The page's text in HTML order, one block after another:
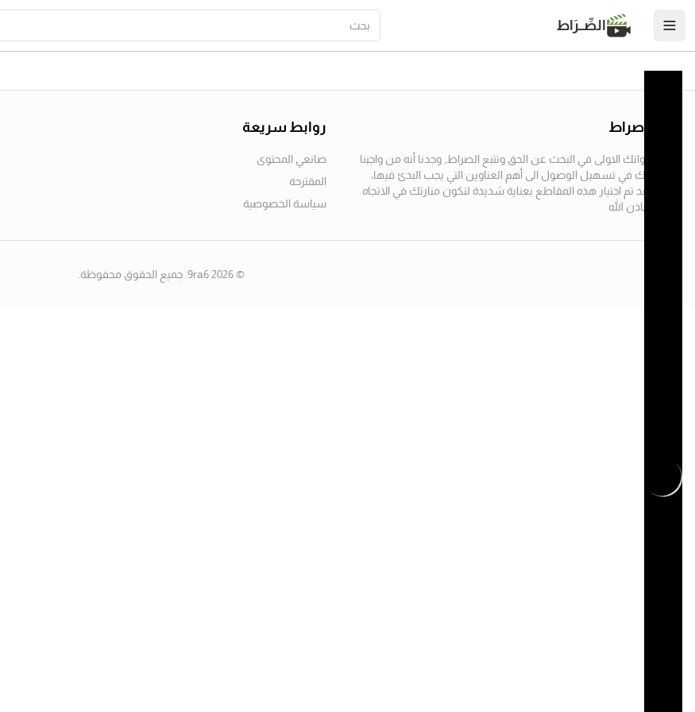
الصِّــرَاط
منصة صراط
لتبدأ خطواتك الاولى في البحث عن الحق وتتبع الصراط, وجدنا أنه من واجبنا
مساعدتك في تسهيل الوصول الى أهم العناوين التي يجب البدئ فيها،
وعليه فقد تم اختيار هذه المقاطع بعناية شديدة لتكون منارتك في الاتجاه
الصحيح باذن الله
روابط سريعة
صانعي المحتوى
المقترحة
سياسة الخصوصية
©
2026